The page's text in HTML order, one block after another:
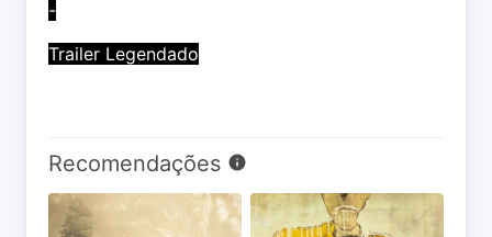
-
Trailer Legendado
Recomendações